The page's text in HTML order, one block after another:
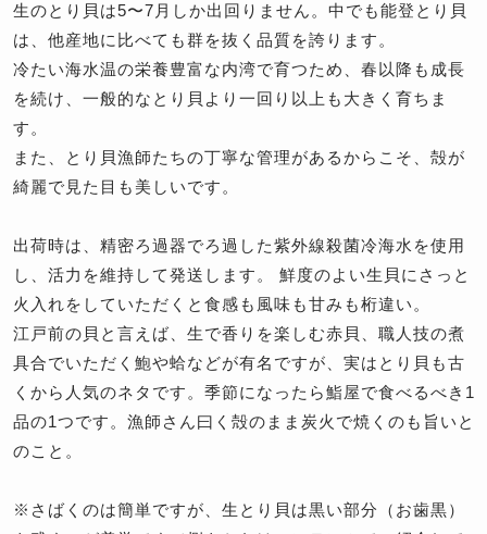
生のとり貝は5〜7月しか出回りません。中でも能登とり貝
は、他産地に比べても群を抜く品質を誇ります。
冷たい海水温の栄養豊富な内湾で育つため、春以降も成長
を続け、一般的なとり貝より一回り以上も大きく育ちま
す。
また、とり貝漁師たちの丁寧な管理があるからこそ、殻が
綺麗で見た目も美しいです。
出荷時は、精密ろ過器でろ過した紫外線殺菌冷海水を使用
し、活力を維持して発送します。 鮮度のよい生貝にさっと
火入れをしていただくと食感も風味も甘みも桁違い。
江戸前の貝と言えば、生で香りを楽しむ赤貝、職人技の煮
具合でいただく鮑や蛤などが有名ですが、実はとり貝も古
くから人気のネタです。季節になったら鮨屋で食べるべき1
品の1つです。漁師さん曰く殻のまま炭火で焼くのも旨いと
のこと。
※さばくのは簡単ですが、生とり貝は黒い部分（お歯黒）